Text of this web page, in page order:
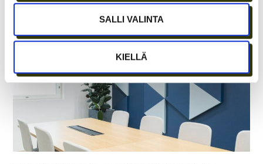
SALLI VALINTA
KIELLÄ
MYYNTI